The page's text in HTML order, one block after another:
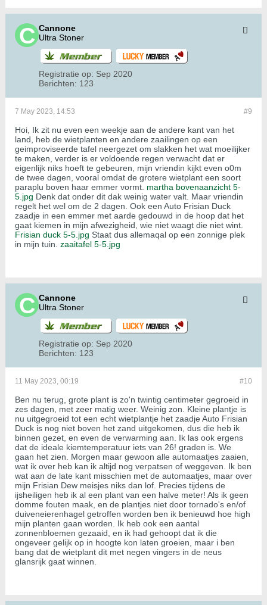
Cannone
Ultra Stoner
Registratie op: Sep 2020
Berichten: 123
#9
7 May 2023, 14:53
Hoi, Ik zit nu even een weekje aan de andere kant van het
land, heb de wietplanten en andere zaailingen op een
geimproviseerde tafel neergezet om slakken het wat moeilijker
te maken, verder is er voldoende regen verwacht dat er
eigenlijk niks hoeft te gebeuren, mijn vriendin kijkt even o0m
de twee dagen, vooral omdat de grotere wietplant een soort
paraplu boven haar emmer vormt. martha bovenaanzicht 5-
5.jpg Denk dat onder dit dak weinig water valt. Maar vriendin
regelt het wel om de 2 dagen. Ook een Auto Frisian Duck
zaadje in een emmer met aarde gedouwd in de hoop dat het
gaat kiemen in mijn afwezigheid, wie niet waagt die niet wint.
Frisian duck 5-5.jpg Staat dus allemaqal op een zonnige plek
in mijn tuin. zaaitafel 5-5.jpg
Cannone
Ultra Stoner
Registratie op: Sep 2020
Berichten: 123
#10
11 May 2023, 00:19
Ben nu terug, grote plant is zo'n twintig centimeter gegroeid in
zes dagen, met zeer matig weer. Weinig zon. Kleine plantje is
nu uitgegroeid tot een echt wietplantje het zaadje Auto Frisian
Duck is nog niet boven het zand uitgekomen, dus die heb ik
binnen gezet, en even de verwarming aan. Ik las ook ergens
dat de ideale kiemtemperatuur iets van 26! graden is. We
gaan het zien. Morgen maar gewoon alle automaatjes zaaien,
wat ik over heb kan ik altijd nog verpatsen of weggeven. Ik ben
wat aan de late kant misschien met de automaatjes, maar over
mijn Frisian Dew meisjes niks dan lof. Precies tijdens de
ijsheiligen heb ik al een plant van een halve meter! Als ik geen
domme fouten maak, en de plantjes niet door tornado's en/of
duiveneierenhagel getroffen worden ben ik benieuwd hoe high
mijn planten gaan worden. Ik heb ook een aantal
zonnenbloemen gezaaid, en ik had gehoopt dat ik die
ongeveer gelijk op in hoogte kon laten groeien, maar i ben
bang dat de wietplant dit met negen vingers in de neus
glansrijk gaat winnen.